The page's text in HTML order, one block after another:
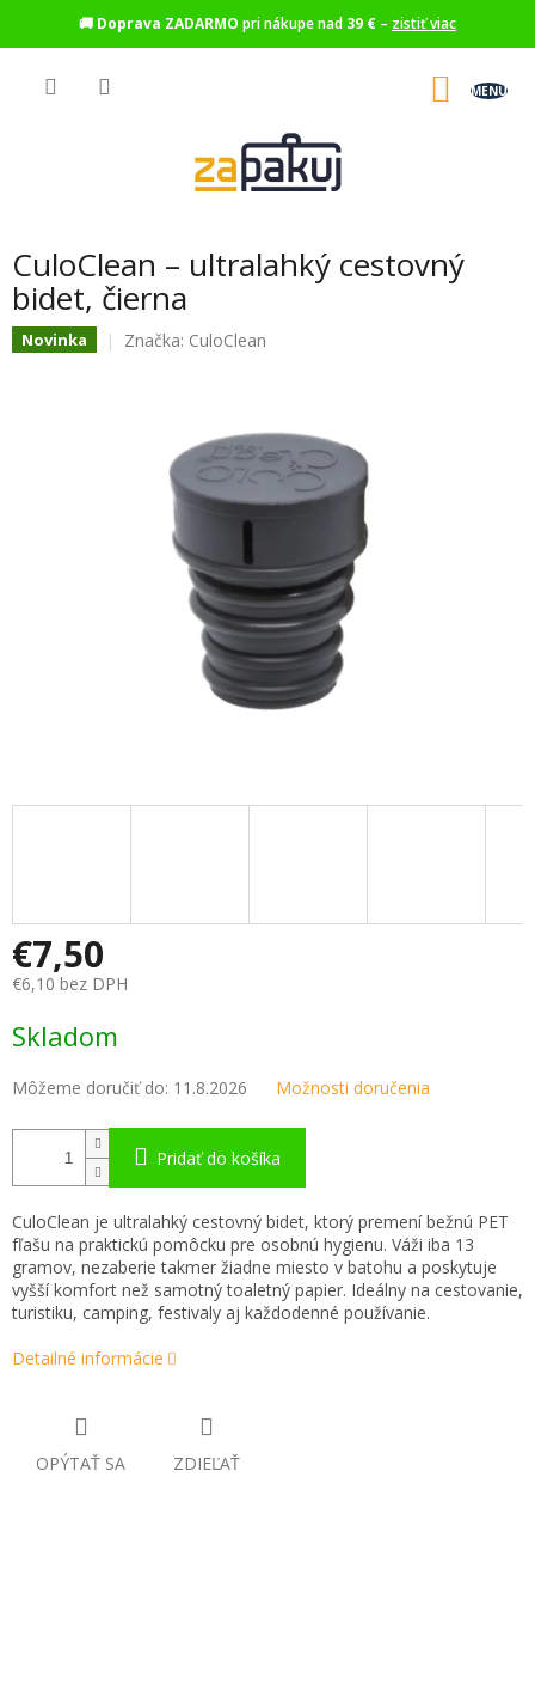
🚚 Doprava ZADARMO pri nákupe nad 39 € – zistiť viac
CuloClean – ultralahký cestovný
bidet, čierna
Novinka Značka: CuloClean
€7,50
€6,10 bez DPH
cena:
Skladom
Môžeme doručiť do: 11.8.2026 Možnosti doručenia
Pridať do košíka
CuloClean je ultralahký cestovný bidet, ktorý premení bežnú PET
fľašu na praktickú pomôcku pre osobnú hygienu. Váži iba 13
gramov, nezaberie takmer žiadne miesto v batohu a poskytuje
vyšší komfort než samotný toaletný papier. Ideálny na cestovanie,
turistiku, camping, festivaly aj každodenné používanie.
Detailné informácie
OPÝTAŤ SA ZDIEĽAŤ